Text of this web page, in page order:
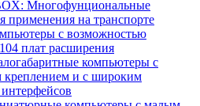
Многофунциональные
применения на транспорте
с возможностью
плат расширения
компьютеры с
креплением и с широким